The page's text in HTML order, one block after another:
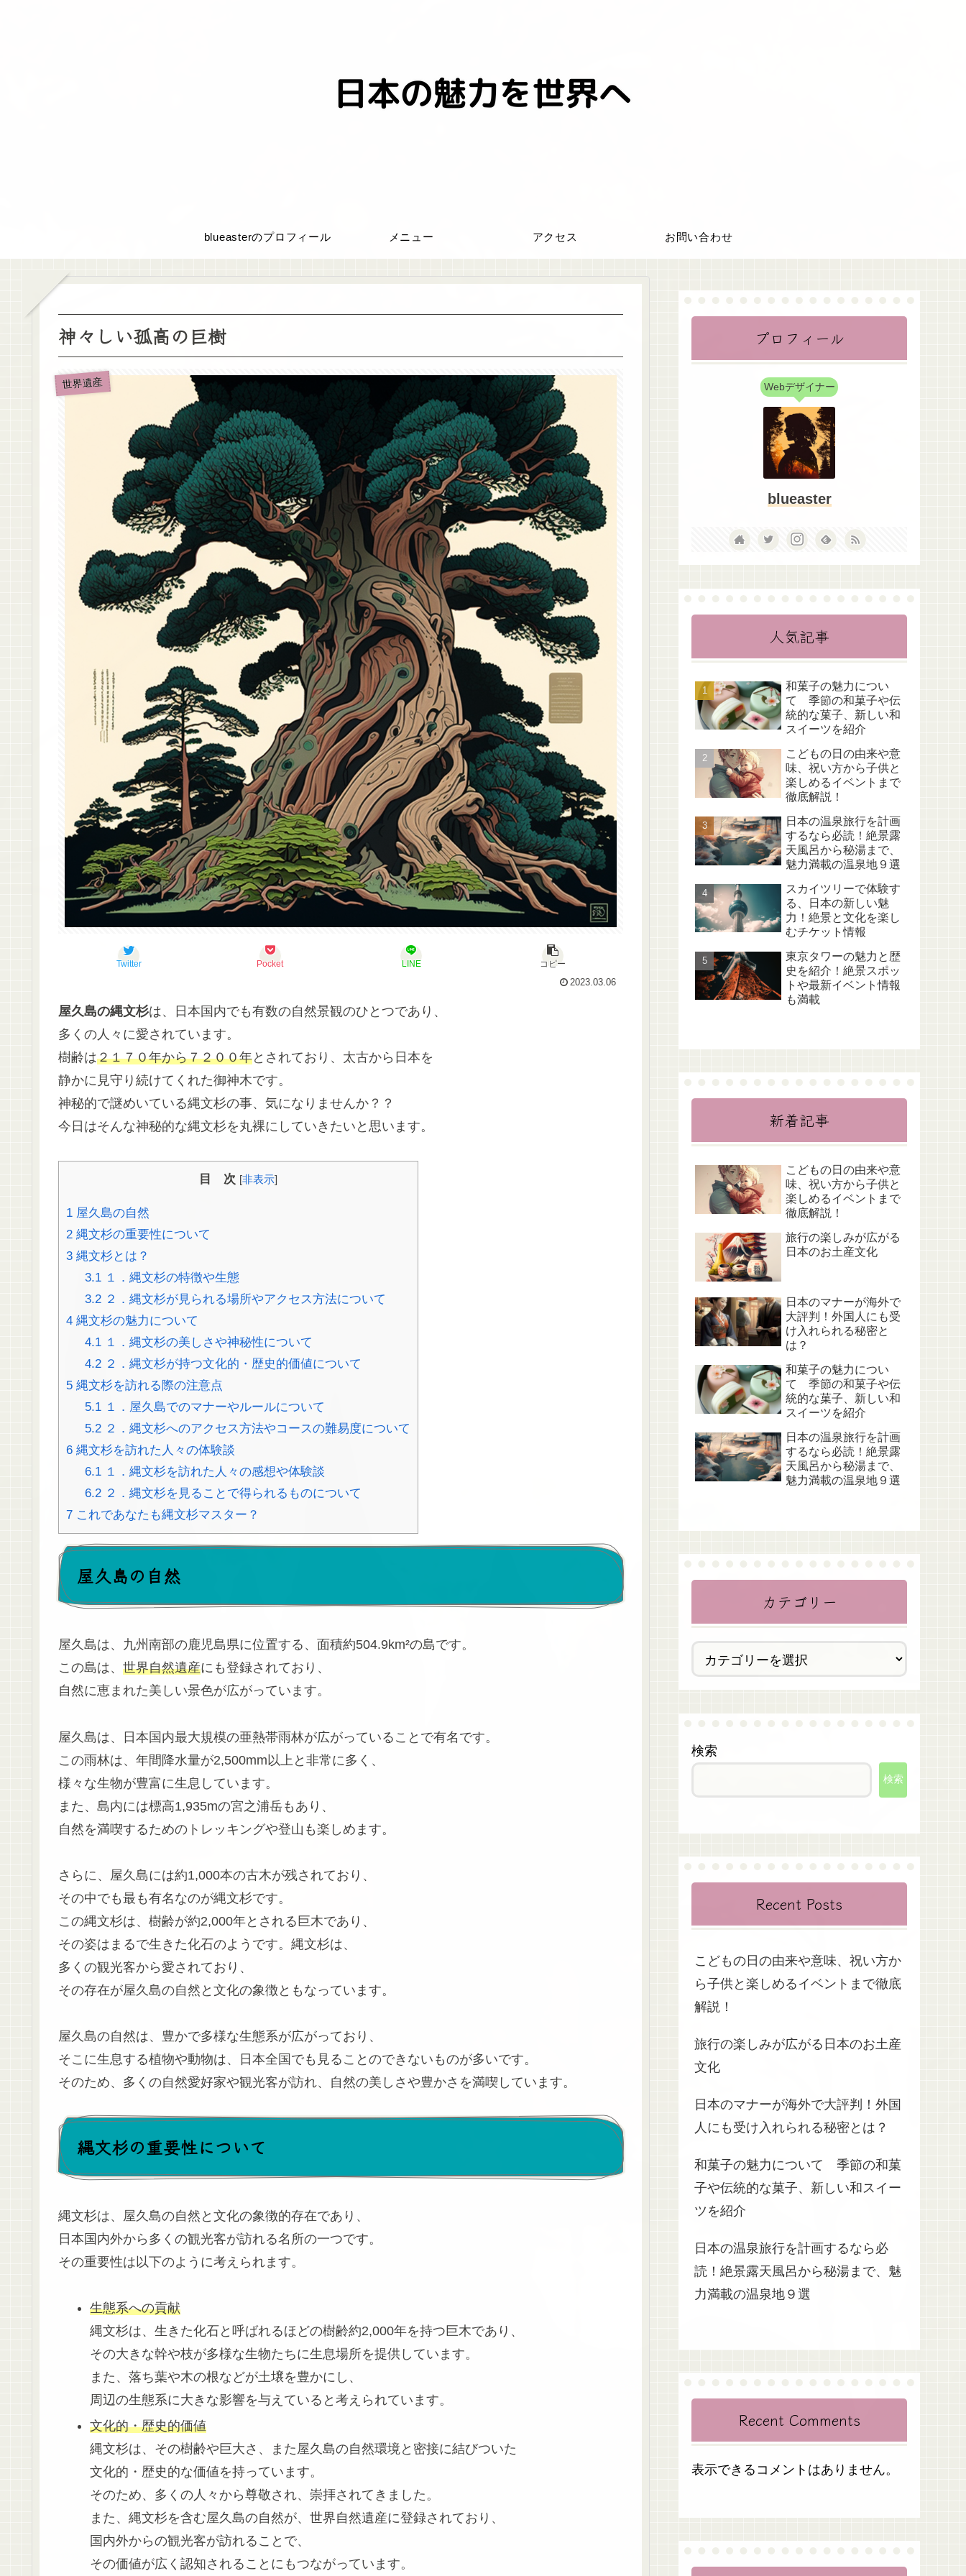
blueasterのプロフィール メニュー アクセス お問い合わせ
神々しい孤高の巨樹
世界遺産
Twitter Pocket LINE
コピー
2023.03.06
屋久島の縄文杉は、日本国内でも有数の自然景観のひとつであり、
多くの人々に愛されています。
樹齢は２１７０年から７２００年とされており、太古から日本を
静かに見守り続けてくれた御神木です。
神秘的で謎めいている縄文杉の事、気になりませんか？？
今日はそんな神秘的な縄文杉を丸裸にしていきたいと思います。
目 次 [非表示]
1 屋久島の自然
2 縄文杉の重要性について
3 縄文杉とは？
3.1１．縄文杉の特徴や生態
3.2２．縄文杉が見られる場所やアクセス方法について
4 縄文杉の魅力について
4.1１．縄文杉の美しさや神秘性について
4.2２．縄文杉が持つ文化的・歴史的価値について
5 縄文杉を訪れる際の注意点
5.1１．屋久島でのマナーやルールについて
5.2２．縄文杉へのアクセス方法やコースの難易度について
6 縄文杉を訪れた人々の体験談
6.1１．縄文杉を訪れた人々の感想や体験談
6.2２．縄文杉を見ることで得られるものについて
7 これであなたも縄文杉マスター？
屋久島の自然
屋久島は、九州南部の鹿児島県に位置する、面積約504.9km²の島です。
この島は、 世界自然遺産にも登録されており、
自然に恵まれた美しい景色が広がっています。
屋久島は、日本国内最大規模の亜熱帯雨林が広がっていることで有名です。
この雨林は、年間降水量が2,500mm以上と非常に多く、
様々な生物が豊富に生息しています。
また、島内には標高1,935mの宮之浦岳もあり、
自然を満喫するためのトレッキングや登山も楽しめます。
さらに、屋久島には約1,000本の古木が残されており、
その中でも最も有名なのが縄文杉です。
この縄文杉は、樹齢が約2,000年とされる巨木であり、
その姿はまるで生きた化石のようです。縄文杉は、
多くの観光客から愛されており、
その存在が屋久島の自然と文化の象徴ともなっています。
屋久島の自然は、豊かで多様な生態系が広がっており、
そこに生息する植物や動物は、日本全国でも見ることのできないものが多いです。
そのため、多くの自然愛好家や観光客が訪れ、自然の美しさや豊かさを満喫しています。
縄文杉の重要性について
縄文杉は、屋久島の自然と文化の象徴的存在であり、
日本国内外から多くの観光客が訪れる名所の一つです。
その重要性は以下のように考えられます。
生態系への貢献
縄文杉は、生きた化石と呼ばれるほどの樹齢約2,000年を持つ巨木であり、
その大きな幹や枝が多様な生物たちに生息場所を提供しています。
また、落ち葉や木の根などが土壌を豊かにし、
周辺の生態系に大きな影響を与えていると考えられています。
文化的・歴史的価値
縄文杉は、その樹齢や巨大さ、また屋久島の自然環境と密接に結びついた
文化的・歴史的な価値を持っています。
そのため、多くの人々から尊敬され、崇拝されてきました。
また、縄文杉を含む屋久島の自然が、世界自然遺産に登録されており、
国内外からの観光客が訪れることで、
その価値が広く認知されることにもつながっています。
プロフィール
Webデザイナー
blueaster
人気記事
和菓子の魅力につい
て 季節の和菓子や伝
統的な菓子、新しい和
スイーツを紹介
こどもの日の由来や意
味、祝い方から子供と
楽しめるイベントまで
徹底解説！
日本の温泉旅行を計画
するなら必読！絶景露
天風呂から秘湯まで、
魅力満載の温泉地９選
スカイツリーで体験す
る、日本の新しい魅
力！絶景と文化を楽し
むチケット情報
東京タワーの魅力と歴
史を紹介！絶景スポッ
トや最新イベント情報
も満載
新着記事
こどもの日の由来や意
味、祝い方から子供と
楽しめるイベントまで
徹底解説！
旅行の楽しみが広がる
日本のお土産文化
日本のマナーが海外で
大評判！外国人にも受
け入れられる秘密と
は？
和菓子の魅力につい
て 季節の和菓子や伝
統的な菓子、新しい和
スイーツを紹介
日本の温泉旅行を計画
するなら必読！絶景露
天風呂から秘湯まで、
魅力満載の温泉地９選
カテゴリー
検索
検索
Recent Posts
こどもの日の由来や意味、祝い方か
ら子供と楽しめるイベントまで徹底
解説！
旅行の楽しみが広がる日本のお土産
文化
日本のマナーが海外で大評判！外国
人にも受け入れられる秘密とは？
和菓子の魅力について 季節の和菓
子や伝統的な菓子、新しい和スイー
ツを紹介
日本の温泉旅行を計画するなら必
読！絶景露天風呂から秘湯まで、魅
力満載の温泉地９選
Recent Comments
表示できるコメントはありません。